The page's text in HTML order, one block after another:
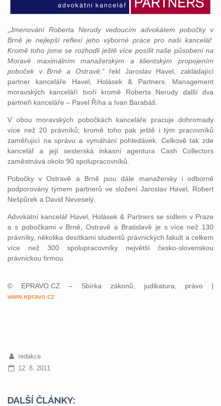
Jmenování Roberta Nerudy vedoucím advokátem pobočky v
Brně je nejlepší reflexí jeho výborné práce pro naši kancelář.
Kromě toho jsme se rozhodli ještě více posílit naše působení na
Moravě maximálním manažerským a klientským propojením
poboček v Brně a Ostravě. “ řekl Jaroslav Havel, zakládající
partner kanceláře Havel, Holásek & Partners. Management
moravských kanceláří tvoří kromě Roberta Nerudy další dva
partneři kanceláře – Pavel Říha a Ivan Barabáš.
V obou moravských pobočkách kanceláře pracuje dohromady
více než 20 právníků; kromě toho pak ještě i tým pracovníků
zaměřující na správu a vymáhání pohledávek. Celkově tak zde
kancelář a její sesterská inkasní agentura Cash Collectors
zaměstnává okolo 90 spolupracovníků.
Pobočky v Ostravě a Brně jsou dále manažersky i odborně
podporovány týmem partnerů ve složení Jaroslav Havel, Robert
Nešpůrek a David Neveselý.
Advokátní kancelář Havel, Holásek & Partners se sídlem v Praze
a s pobočkami v Brně, Ostravě a Bratislavě je s více než 130
právníky, několika desítkami studentů právnických fakult a celkem
více než 300 spolupracovníky největší česko-slovenskou
právnickou firmou.
© EPRAVO.CZ – Sbírka zákonů, judikatura, právo |
www.epravo.cz
redakce
12. 8. 2011
DALŠÍ ČLÁNKY: